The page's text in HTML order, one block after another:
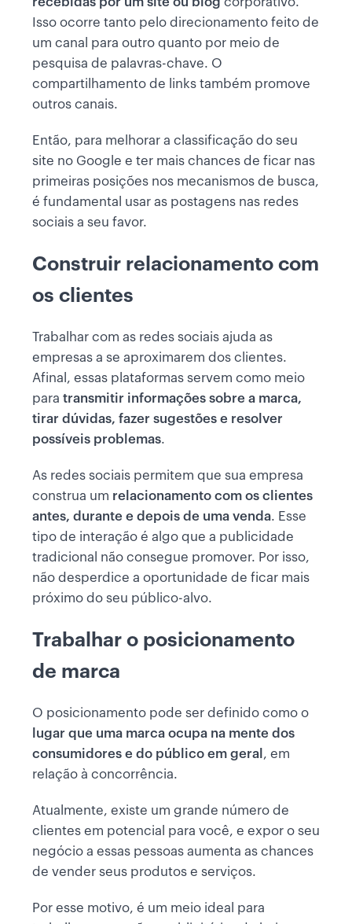
Isso ocorre tanto pelo direcionamento feito de
um canal para outro quanto por meio de
pesquisa de palavras-chave. O
compartilhamento de links também promove
outros canais.
Então, para melhorar a classificação do seu
site no Google e ter mais chances de ficar nas
primeiras posições nos mecanismos de busca,
é fundamental usar as postagens nas redes
sociais a seu favor.
Construir relacionamento com
os clientes
Trabalhar com as redes sociais ajuda as
empresas a se aproximarem dos clientes.
Afinal, essas plataformas servem como meio
para transmitir informações sobre a marca,
tirar dúvidas, fazer sugestões e resolver
possíveis problemas.
As redes sociais permitem que sua empresa
construa um relacionamento com os clientes
antes, durante e depois de uma venda. Esse
tipo de interação é algo que a publicidade
tradicional não consegue promover. Por isso,
não desperdice a oportunidade de ficar mais
próximo do seu público-alvo.
Trabalhar o posicionamento
de marca
O posicionamento pode ser definido como o
lugar que uma marca ocupa na mente dos
consumidores e do público em geral , em
relação à concorrência.
Atualmente, existe um grande número de
clientes em potencial para você, e expor o seu
negócio a essas pessoas aumenta as chances
de vender seus produtos e serviços.
Por esse motivo, é um meio ideal para